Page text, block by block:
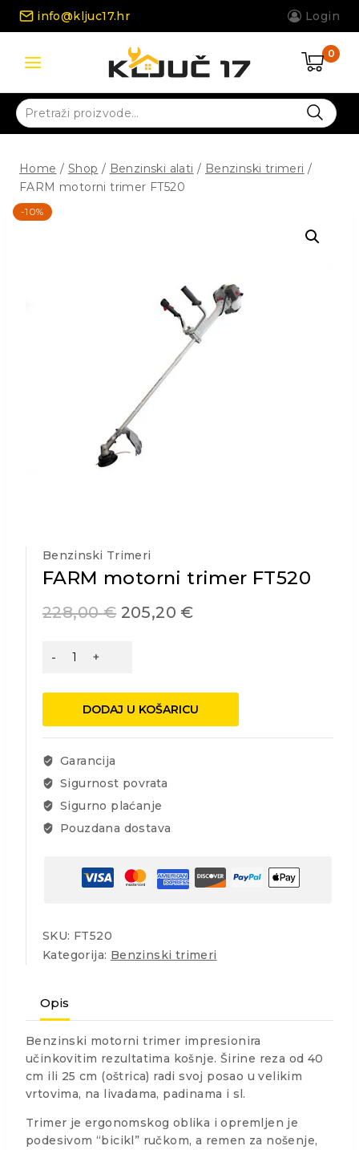
Skip
info@kljuc17.hr Login
0
Pretraži:
Home / Shop / Benzinski alati / Benzinski trimeri /
FARM motorni trimer FT520
-10%
Benzinski Trimeri
FARM motorni trimer FT520
228,00€ 205,20 €
FARM
FT520
DODAJ U KOŠARICU
Garancija
Sigurnost povrata
Sigurno plaćanje
Pouzdana dostava
SKU: FT520
Kategorija: Benzinski trimeri
Opis
Benzinski motorni trimer impresionira
učinkovitim rezultatima košnje. Širine reza od 40
cm ili 25 cm (oštrica) radi svoj posao u velikim
vrtovima, na livadama, padinama i sl.
Trimer je ergonomskog oblika i opremljen je
podesivom “bicikl” ručkom, a remen za nošenje,